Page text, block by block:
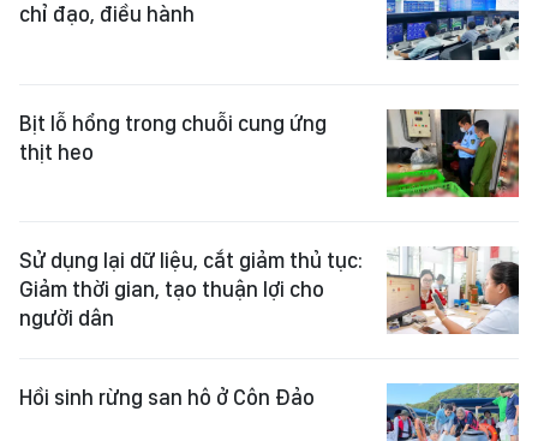
chỉ đạo, điều hành
Bịt lỗ hổng trong chuỗi cung ứng
thịt heo
Sử dụng lại dữ liệu, cắt giảm thủ tục:
Giảm thời gian, tạo thuận lợi cho
người dân
Hồi sinh rừng san hô ở Côn Đảo